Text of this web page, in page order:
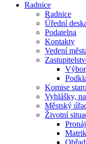
Radnice
Radnice
Úřední
Podatelna
Kontakty
Vedení
Komise
Vyhlášky,
Městský
Životní